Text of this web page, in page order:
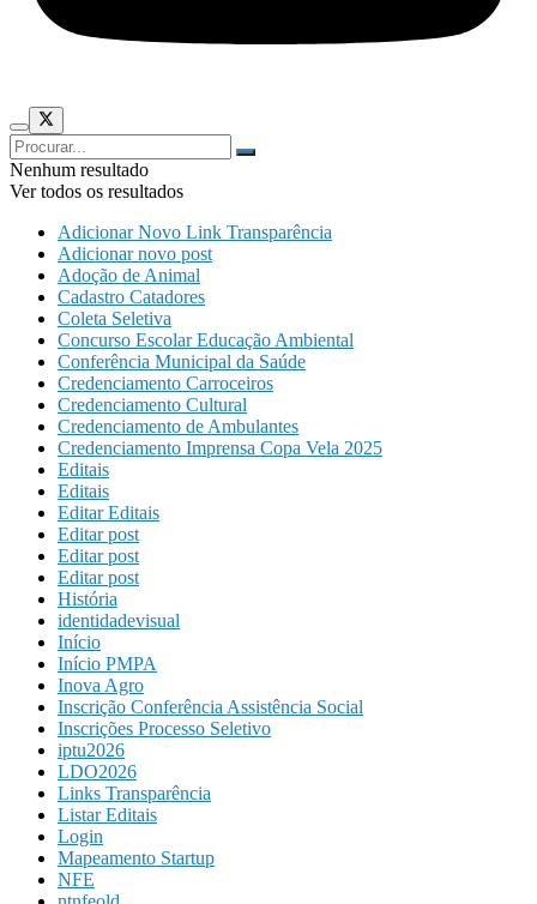
Nenhum resultado
Ver todos os resultados
Adicionar Novo Link Transparência
Adicionar novo post
Adoção de Animal
Cadastro Catadores
Coleta Seletiva
Concurso Escolar Educação Ambiental
Conferência Municipal da Saúde
Credenciamento Carroceiros
Credenciamento Cultural
Credenciamento de Ambulantes
Credenciamento Imprensa Copa Vela 2025
Editais
Editais
Editar Editais
Editar post
Editar post
Editar post
História
identidadevisual
Início
Início PMPA
Inova Agro
Inscrição Conferência Assistência Social
Inscrições Processo Seletivo
iptu2026
LDO2026
Links Transparência
Listar Editais
Login
Mapeamento Startup
NFE